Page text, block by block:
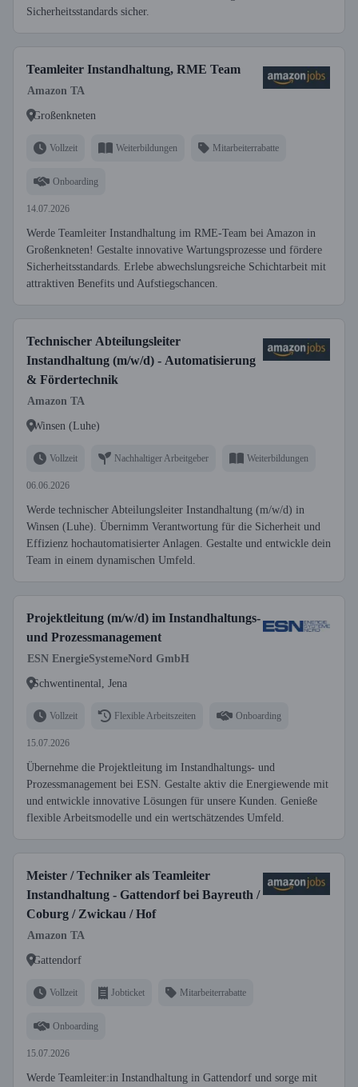
Sicherheitsstandards sicher.
Teamleiter Instandhaltung, RME Team
Amazon TA
Großenkneten
Vollzeit Weiterbildungen Mitarbeiterrabatte
Onboarding
14.07.2026
Werde Teamleiter Instandhaltung im RME-Team bei Amazon in
Großenkneten! Gestalte innovative Wartungsprozesse und fördere
Sicherheitsstandards. Erlebe abwechslungsreiche Schichtarbeit mit
attraktiven Benefits und Aufstiegschancen.
Technischer Abteilungsleiter
Instandhaltung (m/w/d) - Automatisierung
& Fördertechnik
Amazon TA
Winsen (Luhe)
Vollzeit Nachhaltiger Arbeitgeber Weiterbildungen
06.06.2026
Werde technischer Abteilungsleiter Instandhaltung (m/w/d) in
Winsen (Luhe). Übernimm Verantwortung für die Sicherheit und
Effizienz hochautomatisierter Anlagen. Gestalte und entwickle dein
Team in einem dynamischen Umfeld.
Projektleitung (m/w/d) im Instandhaltungs-
und Prozessmanagement
ESN EnergieSystemeNord GmbH
Schwentinental, Jena
Vollzeit Flexible Arbeitszeiten Onboarding
15.07.2026
Übernehme die Projektleitung im Instandhaltungs- und
Prozessmanagement bei ESN. Gestalte aktiv die Energiewende mit
und entwickle innovative Lösungen für unsere Kunden. Genieße
flexible Arbeitsmodelle und ein wertschätzendes Umfeld.
Meister / Techniker als Teamleiter
Instandhaltung - Gattendorf bei Bayreuth /
Coburg / Zwickau / Hof
Amazon TA
Gattendorf
Vollzeit Jobticket Mitarbeiterrabatte
Onboarding
15.07.2026
Werde Teamleiter:in Instandhaltung in Gattendorf und sorge mit